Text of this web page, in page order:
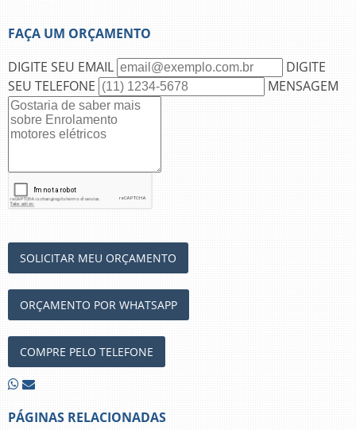
FAÇA UM ORÇAMENTO
DIGITE SEU EMAIL
DIGITE
SEU TELEFONE
MENSAGEM
SOLICITAR MEU ORÇAMENTO
ORÇAMENTO POR WHATSAPP
COMPRE PELO TELEFONE
PÁGINAS RELACIONADAS